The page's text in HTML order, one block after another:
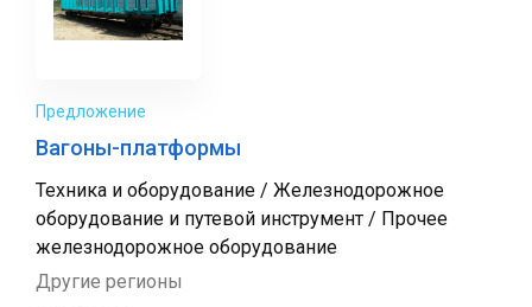
Предложение
Вагоны-платформы
Техника и оборудование / Железнодорожное
оборудование и путевой инструмент / Прочее
железнодорожное оборудование
Другие регионы